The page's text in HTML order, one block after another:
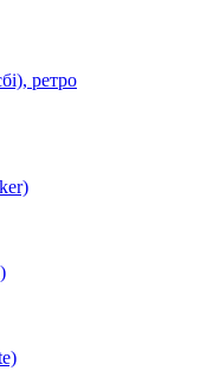
ретро